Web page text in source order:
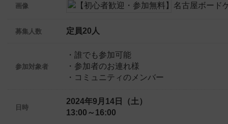
画像
募集人数 定員20人
参加対象者
・誰でも参加可能
・参加者のお連れ様
・コミュニティのメンバー
日時
2024年9月14日（土）
13:00～16:00